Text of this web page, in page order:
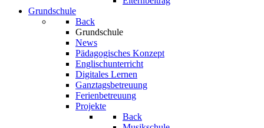
Grundschule
Back
Grundschule
News
Pädagogisches Konzept
Englischunterricht
Digitales Lernen
Ganztagsbetreuung
Ferienbetreuung
Projekte
Back